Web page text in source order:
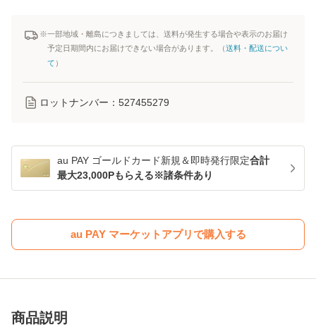
※一部地域・離島につきましては、送料が発生する場合や表示のお届け
予定日期間内にお届けできない場合があります。（送料・配送につい
て ）
ロットナンバー： 527455279
au PAY ゴールドカード新規＆即時発行限定合計
最大23,000Pもらえる※諸条件あり
au PAY マーケットアプリで購入する
商品説明